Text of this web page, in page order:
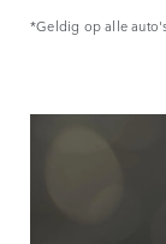
*Geldig op alle